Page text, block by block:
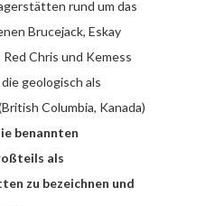
rund um das
Brucejack, Eskay
Chris und Kemess
geologisch als
Columbia, Kanada)
benannten
als
zu bezeichnen und